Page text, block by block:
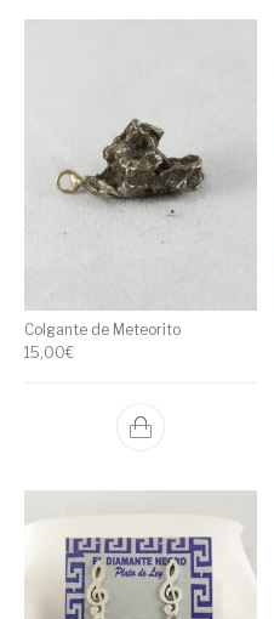
Colgante de Meteorito
15,00€